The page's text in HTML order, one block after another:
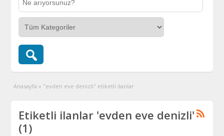
Anasayfa » "evden eve denizli" etiketli ilanlar
Etiketli ilanlar 'evden eve denizli'
(1)